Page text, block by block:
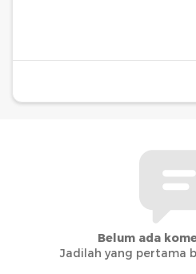
Belum ada
Jadilah yang pertama